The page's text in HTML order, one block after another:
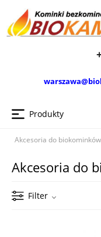
Produkty
Akcesoria do biokominków
Akcesoria do
Filter